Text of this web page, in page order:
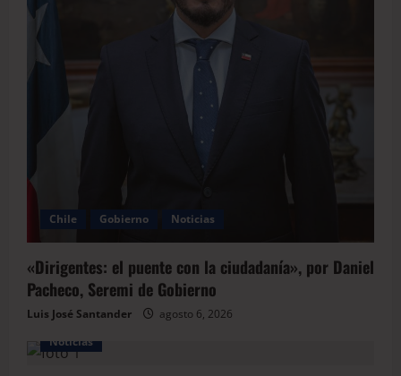
Chile Gobierno Noticias
«Dirigentes: el puente con la ciudadanía», por Daniel
Pacheco, Seremi de Gobierno
Luis José Santander
agosto 6, 2026
Noticias